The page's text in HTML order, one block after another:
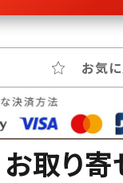
お気
お取り寄